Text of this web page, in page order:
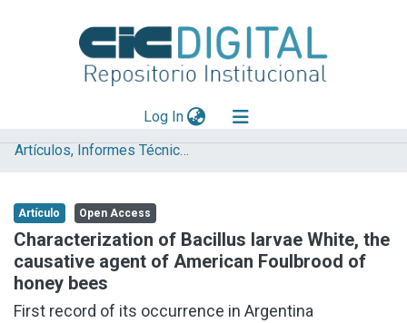
Log In(current)
Explorar
Aportar material
Statistics
Artículos, Informes Técnicos y presentaciones en Congresos
Artículo Open Access
Characterization of Bacillus larvae White, the
causative agent of American Foulbrood of
honey bees
First record of its occurrence in Argentina